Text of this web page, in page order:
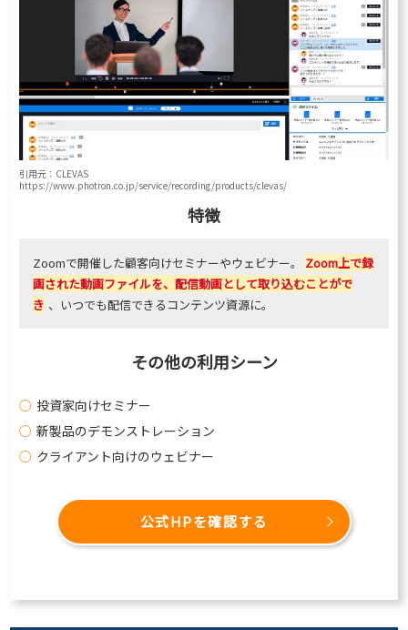
引用元：CLEVAS
https://www.photron.co.jp/service/recording/products/clevas/
特徴
Zoomで開催した顧客向けセミナーやウェビナー。 Zoom上で録
画された動画ファイルを、配信動画として取り込むことがで
き 、いつでも配信できるコンテンツ資源に。
その他の利用シーン
投資家向けセミナー
新製品のデモンストレーション
クライアント向けのウェビナー
公式HPを確認する